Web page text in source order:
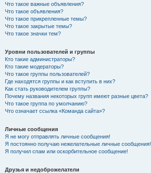
Что такое важные объявления?
Что такое объявления?
Что такое прикрепленные темы?
Что такое закрытые темы?
Что такое значки тем?
Уровни пользователей и группы
Кто такие администраторы?
Кто такие модераторы?
Что такое группы пользователей?
Где находятся группы и как вступить в них?
Как стать руководителем группы?
Почему названия некоторых групп имеют разные цвета?
Что такое группа по умолчанию?
Что означает ссылка «Команда сайта»?
Личные сообщения
Я не могу отправлять личные сообщения!
Я постоянно получаю нежелательные личные сообщения!
Я получил спам или оскорбительное сообщение!
Друзья и недоброжелатели